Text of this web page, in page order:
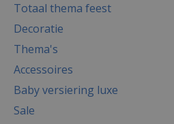
Totaal thema feest
Decoratie
Thema's
Accessoires
Baby versiering luxe
Sale